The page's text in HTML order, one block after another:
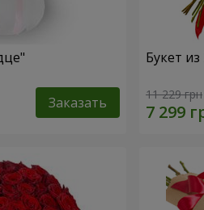
Заказать
Букет
11 229 грн